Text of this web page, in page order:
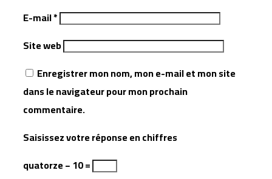
E-mail*
Site web
Enregistrer mon nom, mon e-mail et mon site
dans le navigateur pour mon prochain
commentaire.
Saisissez votre réponse en chiffres
quatorze − 10 =